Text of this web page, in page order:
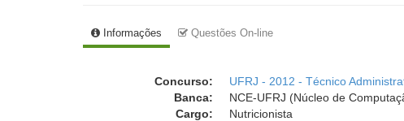
Informações Questões On-line
Concurso:
UFRJ - 2012 - Técnico
Banca:
NCE-UFRJ (Núcleo de
Cargo:
Nutricionista